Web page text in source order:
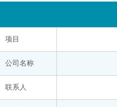
项目
公司名称
联系人